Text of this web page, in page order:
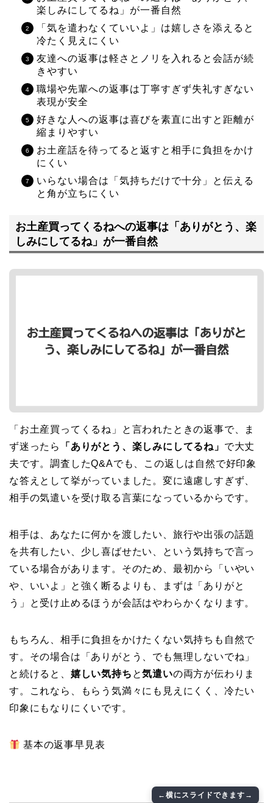
楽しみにしてるね」が一番自然
「気を遣わなくていいよ」は嬉しさを添えると
冷たく見えにくい
友達への返事は軽さとノリを入れると会話が続
きやすい
職場や先輩への返事は丁寧すぎず失礼すぎない
表現が安全
好きな人への返事は喜びを素直に出すと距離が
縮まりやすい
お土産話を待ってると返すと相手に負担をかけ
にくい
いらない場合は「気持ちだけで十分」と伝える
と角が立ちにくい
お土産買ってくるねへの返事は「ありがとう、楽
しみにしてるね」が一番自然
「お土産買ってくるね」と言われたときの返事で、ま
ず迷ったら
「ありがとう、楽しみにしてるね」 で大丈
夫です。調査したQ&Aでも、この返しは自然で好印象
な答えとして挙がっていました。変に遠慮しすぎず、
相手の気遣いを受け取る言葉になっているからです。
相手は、あなたに何かを渡したい、旅行や出張の話題
を共有したい、少し喜ばせたい、という気持ちで言っ
ている場合があります。そのため、最初から「いやい
や、いいよ」と強く断るよりも、まずは「ありがと
う」と受け止めるほうが会話はやわらかくなります。
もちろん、相手に負担をかけたくない気持ちも自然で
す。その場合は「ありがとう、でも無理しないでね」
と続けると、 嬉しい気持ち と気遣いの両方が伝わりま
す。これなら、もらう気満々にも見えにくく、冷たい
印象にもなりにくいです。
基本の返事早見表